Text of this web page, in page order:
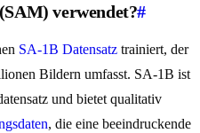
verwendet?#
SA-1B Datensatz trainiert, der
Bildern umfasst. SA-1B ist
und bietet qualitativ
, die eine beeindruckende